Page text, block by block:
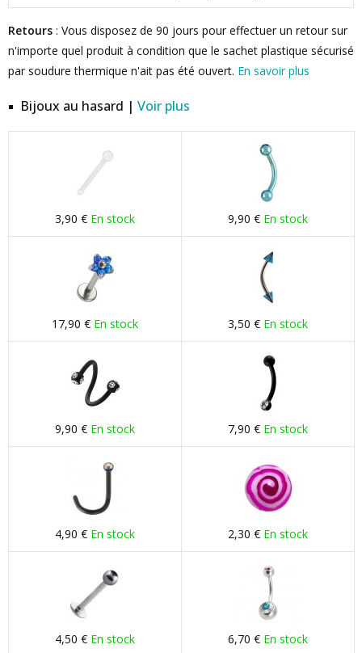
Retours : Vous disposez de 90 jours pour effectuer un retour sur
n'importe quel produit à condition que le sachet plastique sécurisé
par soudure thermique n'ait pas été ouvert. En savoir plus
Bijoux au hasard | Voir plus
3,90 € En stock 9,90 € En stock
17,90 € En stock 3,50 € En stock
9,90 € En stock 7,90 € En stock
4,90 € En stock 2,30 € En stock
4,50 € En stock 6,70 € En stock